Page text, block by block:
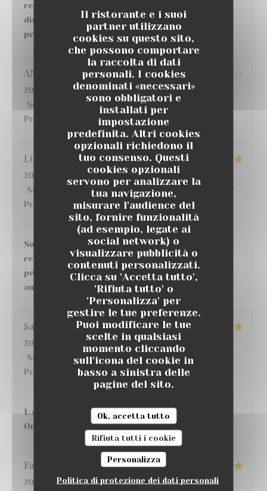
Il ristorante e i suoi
partner utilizzano
cookies su questo sito,
che possono comportare
la raccolta di dati
personali. I cookies
denominati «necessari»
sono obbligatori e
installati per
impostazione
predefinita. Altri cookies
opzionali richiedono il
tuo consenso. Questi
cookies opzionali
servono per analizzare la
tua navigazione,
misurare l'audience del
sito, fornire funzionalità
(ad esempio, legate ai
social network) o
visualizzare pubblicità o
contenuti personalizzati.
Clicca su 'Accetta tutto',
'Rifiuta tutto' o
'Personalizza' per
gestire le tue preferenze.
Puoi modificare le tue
scelte in qualsiasi
momento cliccando
sull'icona del cookie in
basso a sinistra delle
pagine del sito.
Ok, accetta tutto
Rifiuta tutti i cookie
Personalizza
Politica di protezione dei dati personali
revanche, concernant le repas et les plats
directement, grosse déception au vu des tarifs
pratiqués.
ANGELIQUE G
2026-07-22
- 12:30 - Ospiti 6
Servizio
Atmosfera: /5
Qualità /
Prezzo
LO
2026-07-18
- 20:00 - Ospiti 6
Servizio
Atmosfera : 5/5 Cucina
Qualità /
Prezzo
Super moment ! nous avons très bien mangé au
restaurant , de bons vins et cocktails au bar,
pétanque, match de foot sur écran géant, belle
ambiance, je recommande 👌
Sandrine
2026-07-16
- 20:30 - Ospiti 3
Servizio
/5 Atmosfera : 5/5 Cucina: 5/5
Qualità /
Prezzo
L accueil, l endroit C etait une 1ere pour nous !!
On y reviendra avec grand plaisir !!
Fatima
2026-07-17- 21:30 - Ospiti 4